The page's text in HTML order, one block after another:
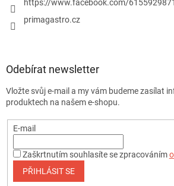
https://www.facebook.com/
primagastro.cz
Odebírat newsletter
Vložte svůj e-mail a my vám budeme zasílat
produktech na našem e-shopu.
E-mail
Zaškrtnutím souhlasíte se zpracováním
PŘIHLÁSIT SE